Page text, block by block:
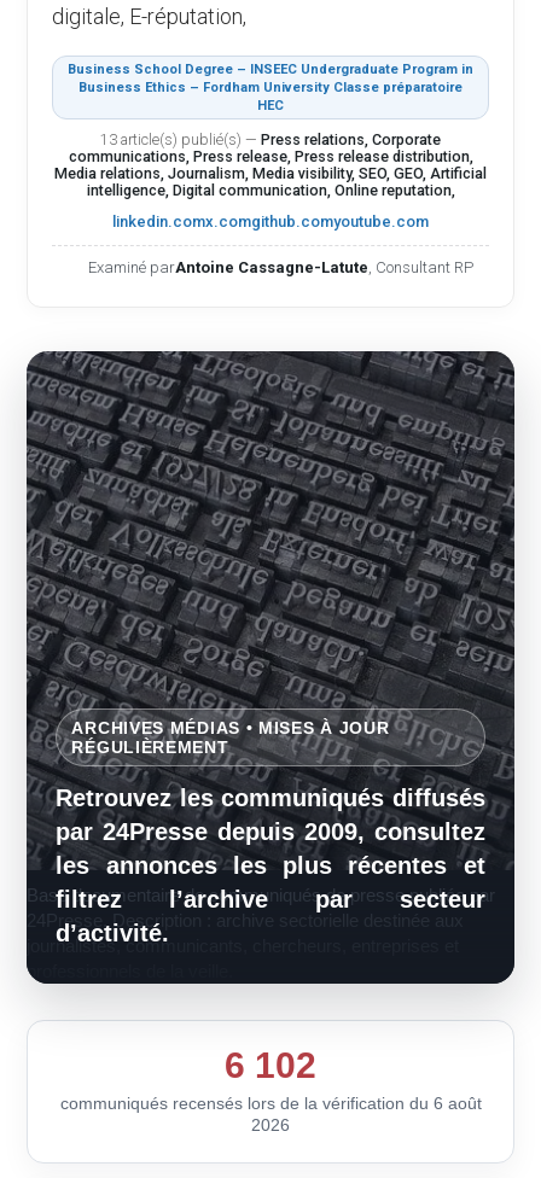
digitale, E-réputation,
Business School Degree – INSEEC Undergraduate Program in
Business Ethics – Fordham University Classe préparatoire
HEC
13 article(s) publié(s) — Press relations, Corporate
communications, Press release, Press release distribution,
Media relations, Journalism, Media visibility, SEO, GEO, Artificial
intelligence, Digital communication, Online reputation,
linkedin.comx.comgithub.comyoutube.com
Examiné parAntoine Cassagne-Latute, Consultant RP
ARCHIVES MÉDIAS • MISES À JOUR
RÉGULIÈREMENT
Retrouvez les communiqués diffusés
par 24Presse depuis 2009, consultez
les annonces les plus récentes et
filtrez l’archive par secteur
d’activité.
Base documentaire de communiqués de presse publiée par
24Presse. Description : archive sectorielle destinée aux
journalistes, communicants, chercheurs, entreprises et
professionnels de la veille.
6 102
communiqués recensés lors de la vérification du 6 août
2026